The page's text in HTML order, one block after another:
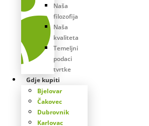
Naša
filozofija
Naša
kvaliteta
Temeljni
podaci
tvrtke
Gdje kupiti
Bjelovar
Čakovec
Dubrovnik
Karlovac